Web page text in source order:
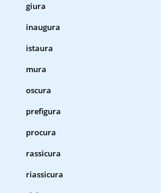
giura
inaugura
istaura
mura
oscura
prefigura
procura
rassicura
riassicura